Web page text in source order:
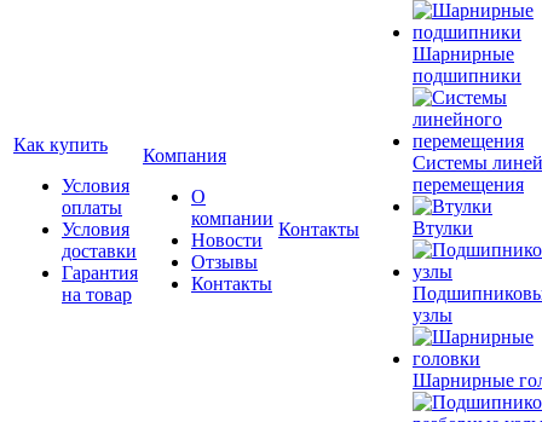
Как купить
Условия
оплаты
Условия
доставки
Гарантия
на товар
Компания
О
компании
Новости
Отзывы
Контакты
Контакты
Шарнирные
подшипники
Системы
перемещения
Втулки
узлы
Шарнирные